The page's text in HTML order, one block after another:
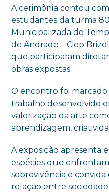
A cerimônia contou
estudantes da turma
Municipalizada de
de Andrade – Ciep
que participaram
obras expostas.
O encontro foi
trabalho desenvolvido
valorização da arte
aprendizagem,
A exposição apresenta
espécies que
sobrevivência e
relação entre